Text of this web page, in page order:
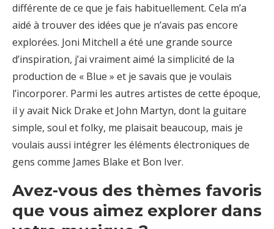
différente de ce que je fais habituellement. Cela m’a
aidé à trouver des idées que je n’avais pas encore
explorées. Joni Mitchell a été une grande source
d’inspiration, j’ai vraiment aimé la simplicité de la
production de « Blue » et je savais que je voulais
l’incorporer. Parmi les autres artistes de cette époque,
il y avait Nick Drake et John Martyn, dont la guitare
simple, soul et folky, me plaisait beaucoup, mais je
voulais aussi intégrer les éléments électroniques de
gens comme James Blake et Bon Iver.
Avez-vous des thèmes favoris
que vous aimez explorer dans